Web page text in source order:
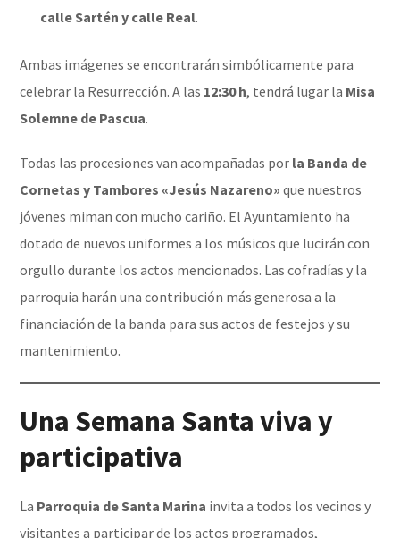
calle Sartén y calle Real.
Ambas imágenes se encontrarán simbólicamente para
celebrar la Resurrección. A las 12:30 h, tendrá lugar la Misa
Solemne de Pascua.
Todas las procesiones van acompañadas por la Banda de
Cornetas y Tambores «Jesús Nazareno» que nuestros
jóvenes miman con mucho cariño. El Ayuntamiento ha
dotado de nuevos uniformes a los músicos que lucirán con
orgullo durante los actos mencionados. Las cofradías y la
parroquia harán una contribución más generosa a la
financiación de la banda para sus actos de festejos y su
mantenimiento.
Una Semana Santa viva y
participativa
La Parroquia de Santa Marina invita a todos los vecinos y
visitantes a participar de los actos programados,